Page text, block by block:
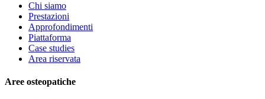
Chi siamo
Prestazioni
Approfondimenti
Piattaforma
Case studies
Area riservata
Aree osteopatiche